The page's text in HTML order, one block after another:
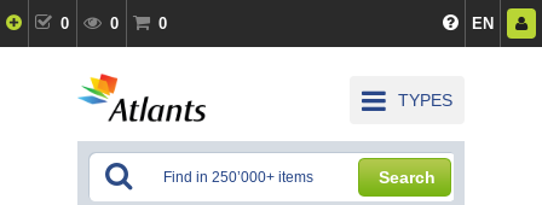
0 0 0 EN
TYPES
Search